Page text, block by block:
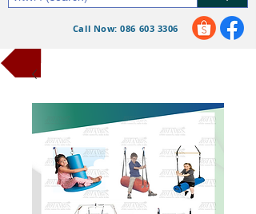
Call Now: 086 603 3306